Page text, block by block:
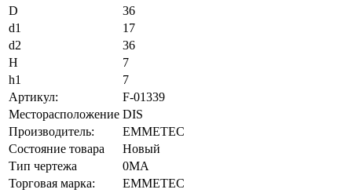
D
36
d1
17
d2
36
H
7
h1
7
Артикул:
F-01339
Месторасположение DIS
Производитель:
EMMETEC
Состояние товара
Новый
Тип чертежа
0MA
Торговая марка:
EMMETEC